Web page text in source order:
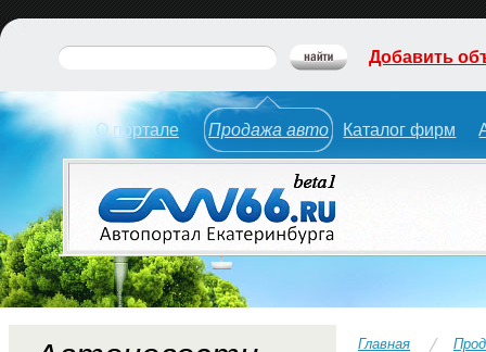
О портале Продажа авто Каталог фирм
Добавить
Главная